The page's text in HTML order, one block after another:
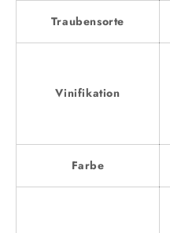
Traubensorte
Vinifikation
Farbe